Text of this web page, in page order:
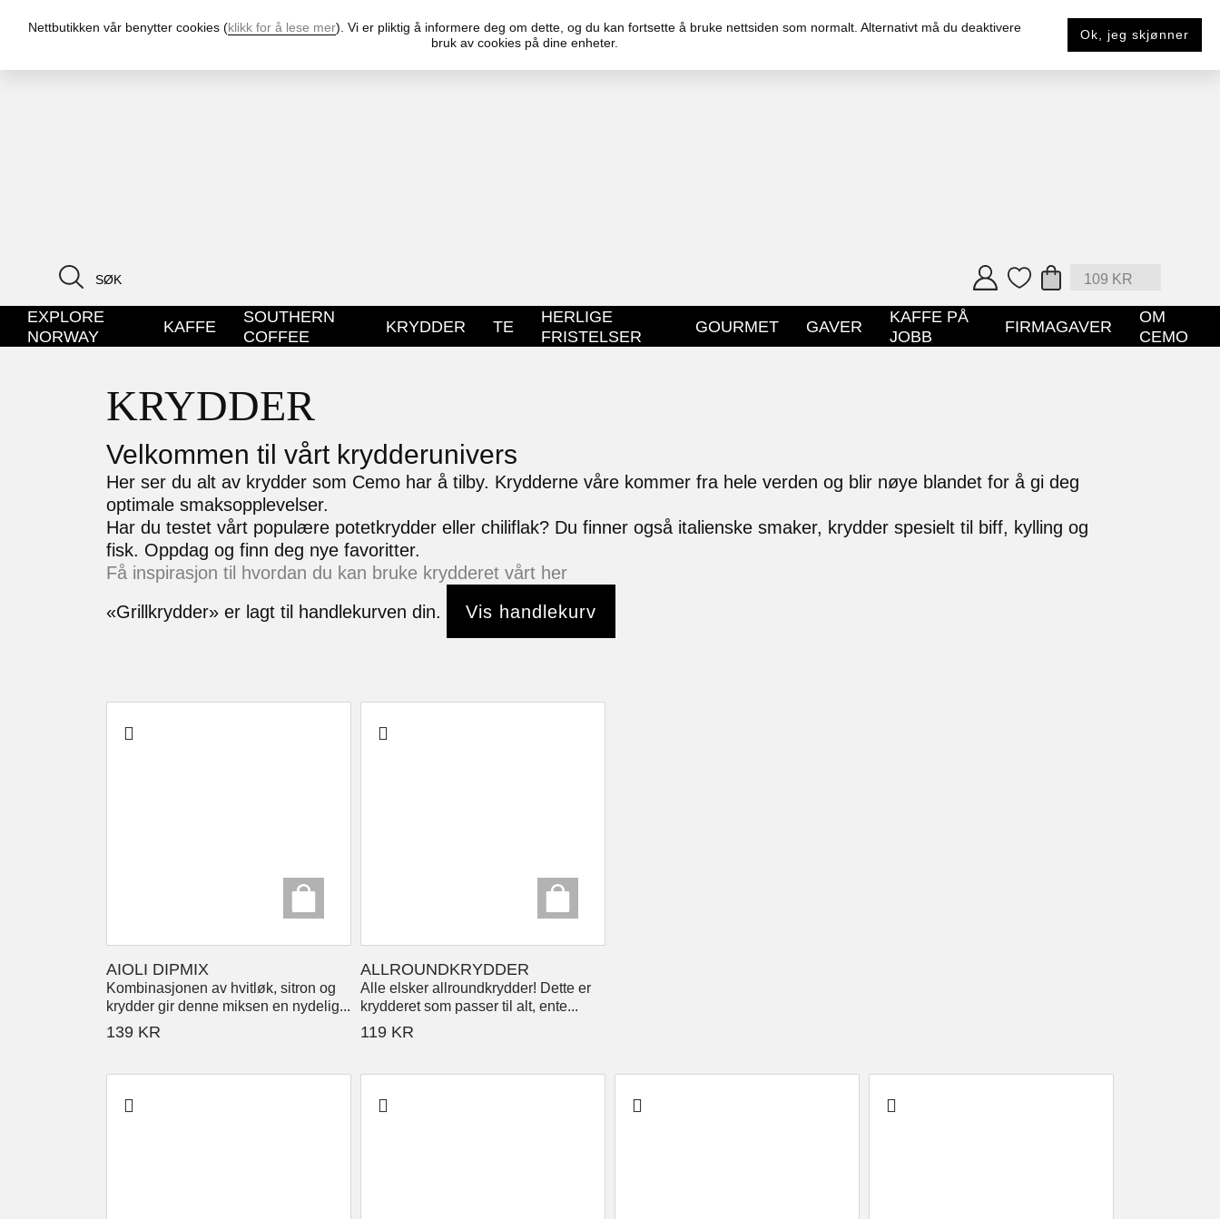
FRI FRAKT PÅ BESTILLINGER OVER 499NOK
109 KR
EXPLORE
NORWAY
KAFFE
SOUTHERN
COFFEE
KRYDDER TE
HERLIGE
FRISTELSER
GOURMET GAVER
KAFFE PÅ
JOBB
FIRMAGAVER
OM
CEMO
KRYDDER
Velkommen til vårt krydderunivers
Her ser du alt av krydder som Cemo har å tilby. Krydderne våre kommer fra hele verden og blir nøye blandet for å gi deg
optimale smaksopplevelser.
Har du testet vårt populære potetkrydder eller chiliflak? Du finner også italienske smaker, krydder spesielt til biff, kylling og
fisk. Oppdag og finn deg nye favoritter.
Få inspirasjon til hvordan du kan bruke krydderet vårt her
«Grillkrydder» er lagt til handlekurven din.
Vis handlekurv
AIOLI DIPMIX
Kombinasjonen av hvitløk, sitron og
krydder gir denne miksen en nydelig...
139 KR
ALLROUNDKRYDDER
Alle elsker allroundkrydder! Dette er
krydderet som passer til alt, ente...
119 KR
Nettbutikken vår benytter cookies (klikk for å lese mer). Vi er pliktig å informere deg om dette, og du kan fortsette å bruke nettsiden som normalt. Alternativt må du deaktivere
bruk av cookies på dine enheter.
Ok, jeg skjønner